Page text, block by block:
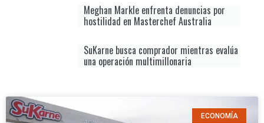
Meghan Markle enfrenta denuncias por
hostilidad en Masterchef Australia
SuKarne busca comprador mientras evalúa
una operación multimillonaria
ECONOMÍA